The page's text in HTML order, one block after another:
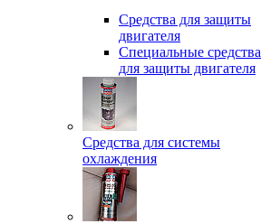
Средства для защиты
двигателя
Специальныe средства
для защиты двигателя
Средства для системы
охлаждения